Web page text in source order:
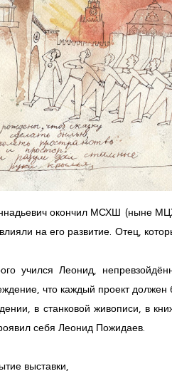
окончил МСХШ (ныне
на его развитие. Отец,
учился Леонид,
что каждый проект
в станковой живописи, в
себя Леонид Пожидаев.
выставки,